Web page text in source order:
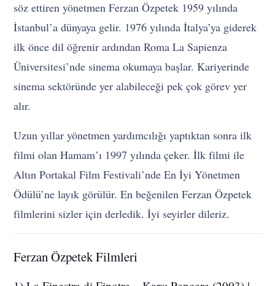
söz ettiren yönetmen Ferzan Özpetek 1959 yılında
İstanbul’a dünyaya gelir. 1976 yılında İtalya’ya giderek
ilk önce dil öğrenir ardından Roma La Sapienza
Üniversitesi’nde sinema okumaya başlar. Kariyerinde
sinema sektöründe yer alabileceği pek çok görev yer
alır.
Uzun yıllar yönetmen yardımcılığı yaptıktan sonra ilk
filmi olan Hamam’ı 1997 yılında çeker. İlk filmi ile
Altın Portakal Film Festivali’nde En İyi Yönetmen
Ödülü’ne layık görülür. En beğenilen Ferzan Özpetek
filmlerini sizler için derledik. İyi seyirler dileriz.
Ferzan Özpetek Filmleri